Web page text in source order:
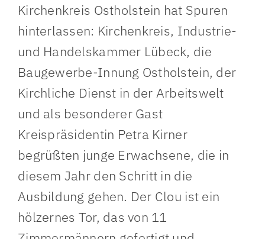
Kirchenkreis Ostholstein hat Spuren
hinterlassen: Kirchenkreis, Industrie-
und Handelskammer Lübeck, die
Baugewerbe-Innung Ostholstein, der
Kirchliche Dienst in der Arbeitswelt
und als besonderer Gast
Kreispräsidentin Petra Kirner
begrüßten junge Erwachsene, die in
diesem Jahr den Schritt in die
Ausbildung gehen. Der Clou ist ein
hölzernes Tor, das von 11